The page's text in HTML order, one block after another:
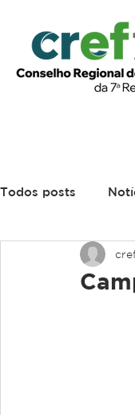
Todos posts